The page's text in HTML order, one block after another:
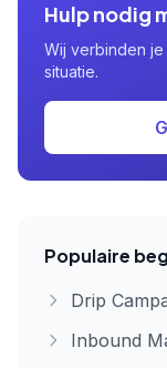
Hulp nodig
Wij verbinden
situatie.
Populaire
Drip
Inbound